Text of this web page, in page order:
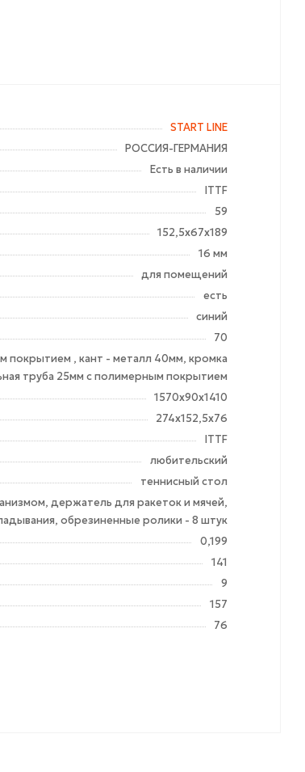
START LINE
РОССИЯ-ГЕРМАНИЯ
Есть в наличии
ITTF
59
152,5х67х189
16 мм
для помещений
есть
синий
70
, кант - металл 40мм, кромка
труба 25мм с полимерным покрытием
1570х90х1410
274х152,5х76
ITTF
любительский
теннисный стол
держатель для ракеток и мячей,
обрезиненные ролики - 8 штук
0,199
141
9
157
76